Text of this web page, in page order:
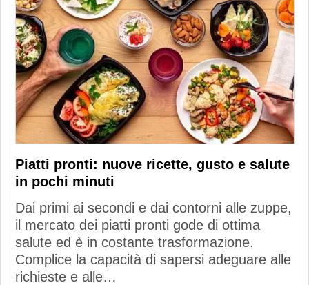
Piatti pronti: nuove ricette, gusto e salute
in pochi minuti
Dai primi ai secondi e dai contorni alle zuppe,
il mercato dei piatti pronti gode di ottima
salute ed è in costante trasformazione.
Complice la capacità di sapersi adeguare alle
richieste e alle…